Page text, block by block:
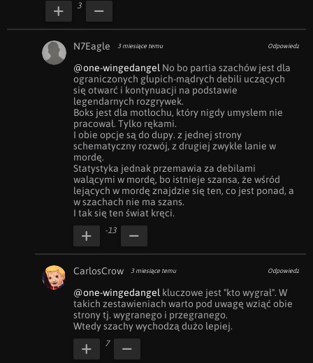
3
N7Eagle 3 miesiące temu Odpowiedz
@one-wingedangel No bo partia szachów jest dla
ograniczonych głupich-mądrych debili uczących
się otwarć i kontynuacji na podstawie
legendarnych rozgrywek.
Boks jest dla motłochu, który nigdy umysłem nie
pracował. Tylko rękami.
I obie opcje są do dupy. z jednej strony
schematyczny rozwój, z drugiej zwykłe lanie w
mordę.
Statystyka jednak przemawia za debilami
walącymi w mordę, bo istnieje szansa, że wśród
lejących w mordę znajdzie się ten, co jest ponad, a
w szachach nie ma szans.
I tak się ten świat kręci.
-13
CarlosCrow 3 miesiące temu Odpowiedz
@one-wingedangel kluczowe jest "kto wygrał". W
takich zestawieniach warto pod uwagę wziąć obie
strony tj. wygranego i przegranego.
Wtedy szachy wychodzą dużo lepiej.
7